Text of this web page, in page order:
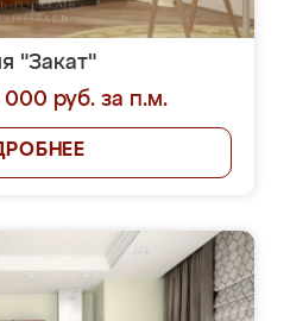
"Закат"
000 руб. за п.м.